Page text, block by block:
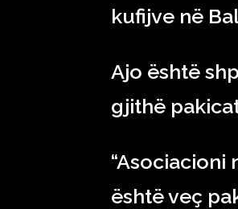
kufijve në
Ajo është
gjithë
është veç